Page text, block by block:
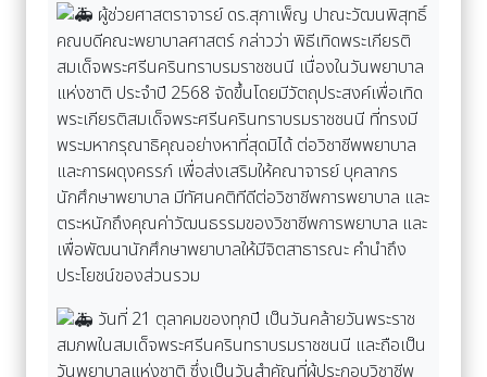
ผู้ช่วยศาสตราจารย์ ดร.สุภาเพ็ญ ปาณะวัฒนพิสุทธิ์
คณบดีคณะพยาบาลศาสตร์ กล่าวว่า พิธีเทิดพระเกียรติ
สมเด็จพระศรีนครินทราบรมราชชนนี เนื่องในวันพยาบาล
แห่งชาติ ประจำปี 2568 จัดขึ้นโดยมีวัตถุประสงค์เพื่อเทิด
พระเกียรติสมเด็จพระศรีนครินทราบรมราชชนนี ที่ทรงมี
พระมหากรุณาธิคุณอย่างหาที่สุดมิได้ ต่อวิชาชีพพยาบาล
และการผดุงครรภ์ เพื่อส่งเสริมให้คณาจารย์ บุคลากร
นักศึกษาพยาบาล มีทัศนคติทีดีต่อวิชาชีพการพยาบาล และ
ตระหนักถึงคุณค่าวัฒนธรรมของวิชาชีพการพยาบาล และ
เพื่อพัฒนานักศึกษาพยาบาลให้มีจิตสาธารณะ คำนำถึง
ประโยชน์ของส่วนรวม
วันที่ 21 ตุลาคมของทุกปี เป็นวันคล้ายวันพระราช
สมภพในสมเด็จพระศรีนครินทราบรมราชชนนี และถือเป็น